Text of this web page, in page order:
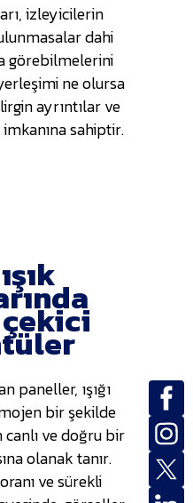
izleyicilerin
dahi
görebilmelerini
ne olursa
ayrıntılar ve
sahiptir.
paneller, ışığı
bir şekilde
ve doğru bir
olanak tanır.
ve sürekli